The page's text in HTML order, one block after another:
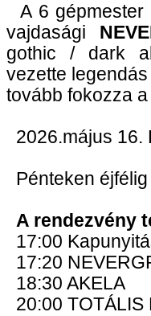
A 6 gépmester
vajdasági
gothic / dark
vezette legendás
tovább fokozza
2026.május 16.
Pénteken éjfélig
A rendezvény
17:00
17:20
18:30 AKELA
20:00 TOTÁLIS